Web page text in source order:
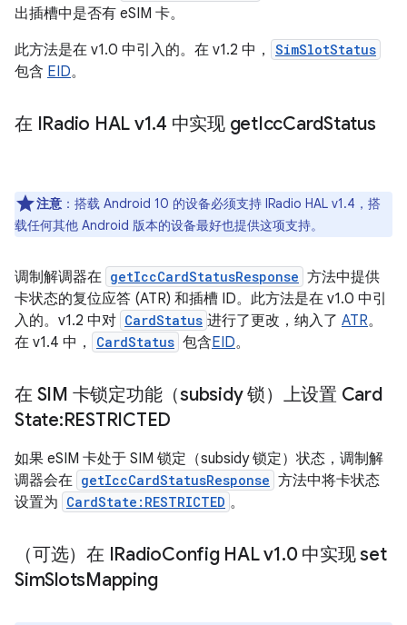
出插槽中是否有 eSIM 卡。
此方法是在 v1.0 中引入的。在 v1.2 中，
SimSlotStatus
包含 EID。
在 IRadio HAL v1.4 中实现 getIccCardStatus
注意 ：搭载 Android 10 的设备必须支持 IRadio HAL v1.4，搭
载任何其他 Android 版本的设备最好也提供这项支持。
调制解调器在 getIccCardStatusResponse 方法中提供
卡状态的复位应答 (ATR) 和插槽 ID。此方法是在 v1.0 中引
入的。v1.2 中对 CardStatus 进行了更改，纳入了 ATR。
在 v1.4 中，
CardStatus 包含EID。
在 SIM 卡锁定功能（subsidy 锁）上设置 Card
State:RESTRICTED
如果 eSIM 卡处于 SIM 锁定（subsidy 锁定）状态，调制解
调器会在 getIccCardStatusResponse 方法中将卡状态
设置为 CardState:RESTRICTED 。
（可选）在 IRadioConfig HAL v1.0 中实现 set
SimSlotsMapping